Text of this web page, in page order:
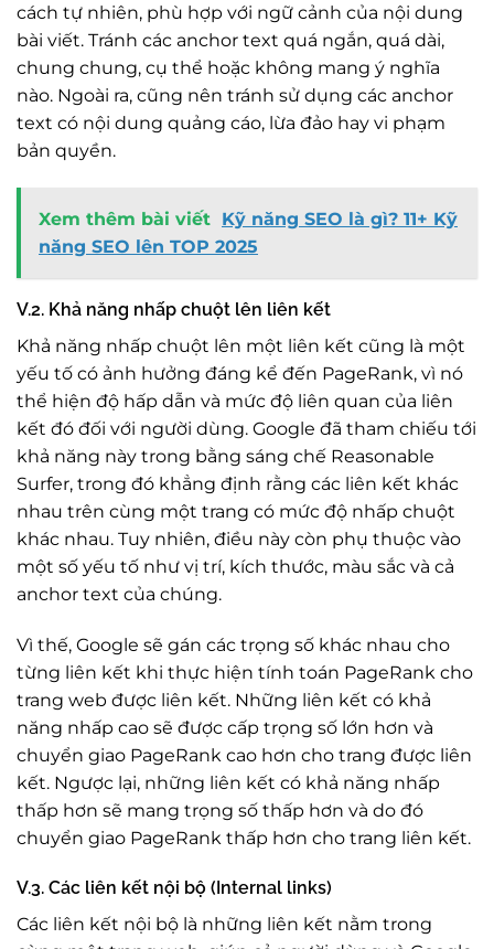
cách tự nhiên, phù hợp với ngữ cảnh của nội dung
bài viết. Tránh các anchor text quá ngắn, quá dài,
chung chung, cụ thể hoặc không mang ý nghĩa
nào. Ngoài ra, cũng nên tránh sử dụng các anchor
text có nội dung quảng cáo, lừa đảo hay vi phạm
bản quyền.
Xem thêm bài viết Kỹ năng SEO là gì? 11+ Kỹ
năng SEO lên TOP 2025
V.2. Khả năng nhấp chuột lên liên kết
Khả năng nhấp chuột lên một liên kết cũng là một
yếu tố có ảnh hưởng đáng kể đến PageRank, vì nó
thể hiện độ hấp dẫn và mức độ liên quan của liên
kết đó đối với người dùng. Google đã tham chiếu tới
khả năng này trong bằng sáng chế Reasonable
Surfer, trong đó khẳng định rằng các liên kết khác
nhau trên cùng một trang có mức độ nhấp chuột
khác nhau. Tuy nhiên, điều này còn phụ thuộc vào
một số yếu tố như vị trí, kích thước, màu sắc và cả
anchor text của chúng.
Vì thế, Google sẽ gán các trọng số khác nhau cho
từng liên kết khi thực hiện tính toán PageRank cho
trang web được liên kết. Những liên kết có khả
năng nhấp cao sẽ được cấp trọng số lớn hơn và
chuyển giao PageRank cao hơn cho trang được liên
kết. Ngược lại, những liên kết có khả năng nhấp
thấp hơn sẽ mang trọng số thấp hơn và do đó
chuyển giao PageRank thấp hơn cho trang liên kết.
V.3. Các liên kết nội bộ (Internal links)
Các liên kết nội bộ là những liên kết nằm trong